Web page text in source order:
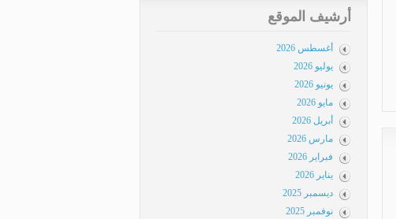
أرشيف الموقع
أغسطس 2026
يوليو 2026
يونيو 2026
مايو 2026
أبريل 2026
مارس 2026
فبراير 2026
يناير 2026
ديسمبر 2025
نوفمبر 2025